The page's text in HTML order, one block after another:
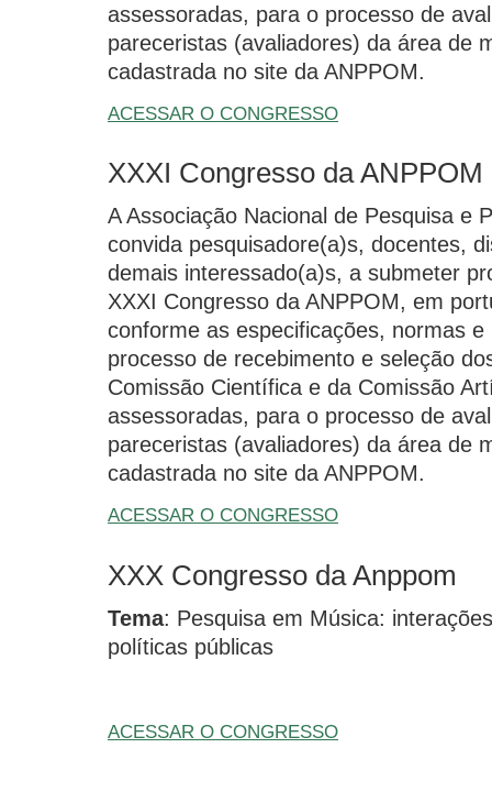
assessoradas, para o processo de
pareceristas (avaliadores) da área de
cadastrada no site da ANPPOM.
ACESSAR O CONGRESSO
XXXI Congresso da ANPPOM
A Associação Nacional de Pesquisa e
convida pesquisadore(a)s, docentes,
demais interessado(a)s, a submeter
XXXI Congresso da ANPPOM, em
conforme as especificações, normas
processo de recebimento e seleção
Comissão Científica e da Comissão
assessoradas, para o processo de
pareceristas (avaliadores) da área de
cadastrada no site da ANPPOM.
ACESSAR O CONGRESSO
XXX Congresso da Anppom
Tema: Pesquisa em Música:
políticas públicas
ACESSAR O CONGRESSO